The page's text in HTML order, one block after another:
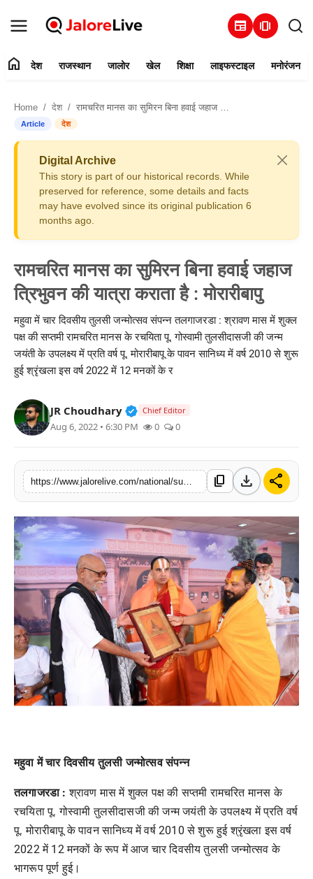
newspaper amp_stories
संपर्क करें
राजस्थान
खेल
शिक्षा
लाइफस्टाइल
मनोरंजन
तकनीक
विशेष
बिज़नेस
home देश राजस्थान जालोर खेल शिक्षा लाइफस्टाइल मनोरंजन
Home देश रामचरित मानस का सुमिरन बिना हवाई जहाज त्रिभुवन की यात्रा कराता है : मोरारीबापु
Article देश
Digital Archive
This story is part of our historical records. While
preserved for reference, some details and facts
may have evolved since its original publication 6
months ago.
रामचरित मानस का सुमिरन बिना हवाई जहाज
त्रिभुवन की यात्रा कराता है : मोरारीबापु
महुवा में चार दिवसीय तुलसी जन्मोत्सव संपन्न तलगाजरडा : श्रावण मास में शुक्ल
पक्ष की सप्तमी रामचरित मानस के रचयिता पू. गोस्वामी तुलसीदासजी की जन्म
जयंती के उपलक्ष्य में प्रति वर्ष पू. मोरारीबापू के पावन सानिध्य में वर्ष 2010 से शुरू
हुई श्रृंखला इस वर्ष 2022 में 12 मनकों के र
JR Choudhary Verified Public Figure • 30 Mar,
Chief Editor
Aug 6, 2022 • 6:30 PM 0 0
content_copy download share
महुवा में चार दिवसीय तुलसी जन्मोत्सव संपन्न
तलगाजरडा :श्रावण मास में शुक्ल पक्ष की सप्तमी रामचरित मानस के
रचयिता पू. गोस्वामी तुलसीदासजी की जन्म जयंती के उपलक्ष्य में प्रति वर्ष
पू. मोरारीबापू के पावन सानिध्य में वर्ष 2010 से शुरू हुई श्रृंखला इस वर्ष
2022 में 12 मनकों के रूप में आज चार दिवसीय तुलसी जन्मोत्सव के
भागरूप पूर्ण हुई।